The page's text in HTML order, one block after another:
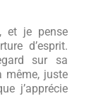
et je pense
d’esprit.
sur sa
même, juste
j’apprécie